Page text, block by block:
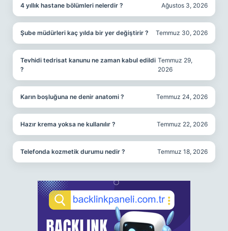
4 yıllık hastane bölümleri nelerdir ? Ağustos 3, 2026
Şube müdürleri kaç yılda bir yer değiştirir ? Temmuz 30, 2026
Tevhidi tedrisat kanunu ne zaman kabul edildi
?
Temmuz 29,
2026
Karın boşluğuna ne denir anatomi ? Temmuz 24, 2026
Hazır krema yoksa ne kullanılır ? Temmuz 22, 2026
Telefonda kozmetik durumu nedir ? Temmuz 18, 2026